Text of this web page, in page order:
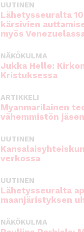
UUTINEN
Lähetysseuralta
kärsivien
myös
NÄKÖKULMA
Jukka Helle:
Kristuksessa
ARTIKKELI
Myanmarilainen
vähemmistön
UUTINEN
verkossa
UUTINEN
Lähetysseuralta
maanjäristyksen
NÄKÖKULMA